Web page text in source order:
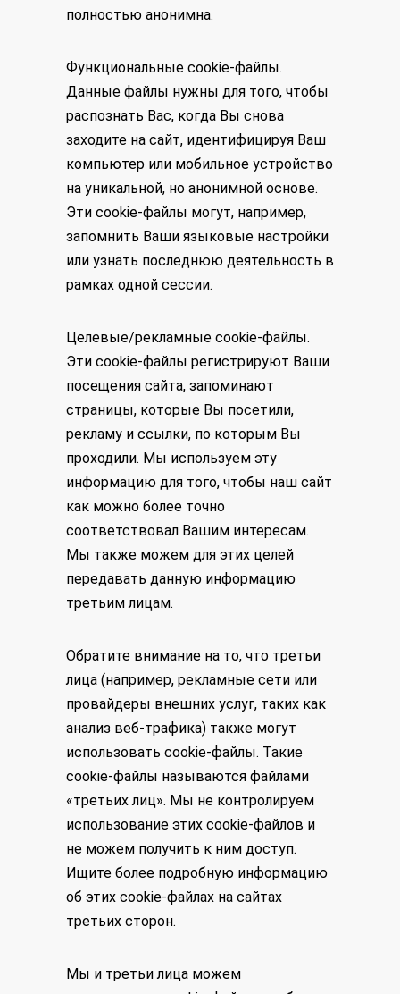
полностью анонимна.
Функциональные cookie-файлы.
Данные файлы нужны для того, чтобы
распознать Вас, когда Вы снова
заходите на сайт, идентифицируя Ваш
компьютер или мобильное устройство
на уникальной, но анонимной основе.
Эти cookie-файлы могут, например,
запомнить Ваши языковые настройки
или узнать последнюю деятельность в
рамках одной сессии.
Целевые/рекламные cookie-файлы.
Эти cookie-файлы регистрируют Ваши
посещения сайта, запоминают
страницы, которые Вы посетили,
рекламу и ссылки, по которым Вы
проходили. Мы используем эту
информацию для того, чтобы наш сайт
как можно более точно
соответствовал Вашим интересам.
Мы также можем для этих целей
передавать данную информацию
третьим лицам.
Обратите внимание на то, что третьи
лица (например, рекламные сети или
провайдеры внешних услуг, таких как
анализ веб-трафика) также могут
использовать cookie-файлы. Такие
cookie-файлы называются файлами
«третьих лиц». Мы не контролируем
использование этих cookie-файлов и
не можем получить к ним доступ.
Ищите более подробную информацию
об этих cookie-файлах на сайтах
третьих сторон.
Мы и третьи лица можем